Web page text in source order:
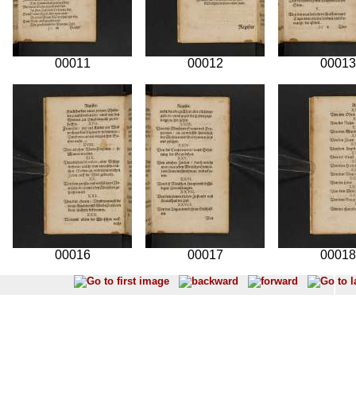
00011 00012 00013
00016 00017 00018